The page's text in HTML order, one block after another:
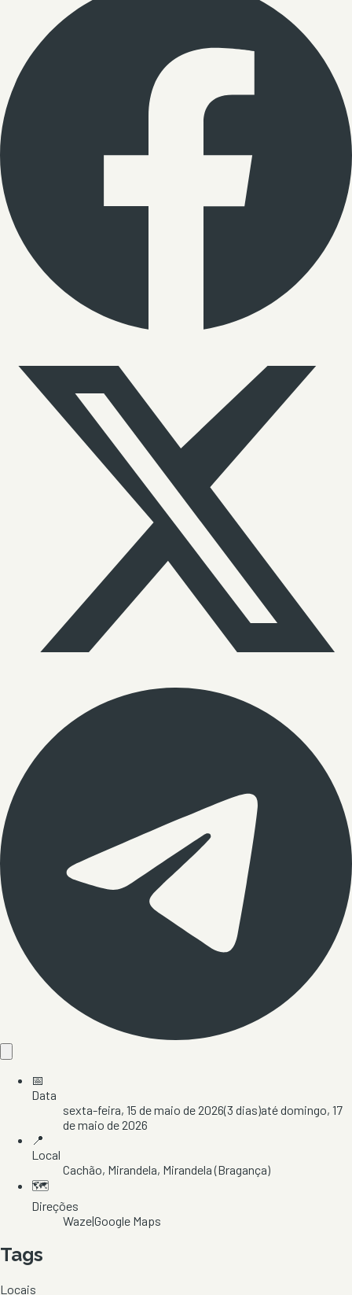
📅
Data
sexta-feira, 15 de maio de 2026(3 dias)atédomingo, 17
de maio de 2026
📍
Local
Cachão, Mirandela, Mirandela(Bragança)
🗺️
Direções
Waze|Google Maps
Tags
Locais